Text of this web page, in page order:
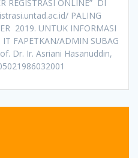
REGISTRASI ONLINE” DI
PALING
2019. UNTUK INFORMASI
FAPETKAN/ADMIN SUBAG
Dr. Ir. Asriani Hasanuddin,